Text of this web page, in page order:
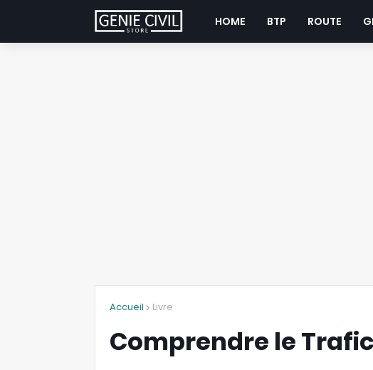
HOME BTP ROUTE
Accueil Livre
Comprendre le